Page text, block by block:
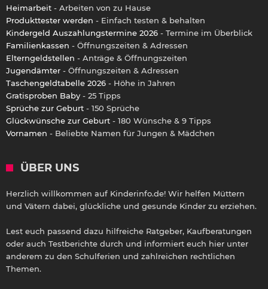
Heimarbeit - Arbeiten von zu Hause
Produkttester werden - Einfach testen & behalten
Kindergeld Auszahlungstermine 2026 - Termine im Überblick
Familienkassen - Öffnungszeiten & Adressen
Elterngeldstellen - Anträge & Öffnungszeiten
Jugendämter - Öffnungszeiten & Adressen
Taschengeldtabelle 2026 - Höhe in Jahren
Gratisproben Baby - 25 Tipps
Sprüche zur Geburt - 150 Sprüche
Glückwünsche zur Geburt - 180 Wünsche & 9 Tipps
Vornamen - Beliebte Namen für Jungen & Mädchen
ÜBER UNS
Herzlich willkommen auf Kinderinfo.de! Wir helfen Müttern
und Vätern dabei, glückliche und gesunde Kinder zu erziehen.
Lest euch passend dazu hilfreiche Ratgeber, Kaufberatungen
oder auch Testberichte durch und informiert euch hier unter
anderem zu den Schulferien und zahlreichen rechtlichen
Themen.